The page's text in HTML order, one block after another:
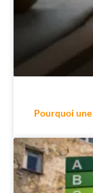
Pourquoi